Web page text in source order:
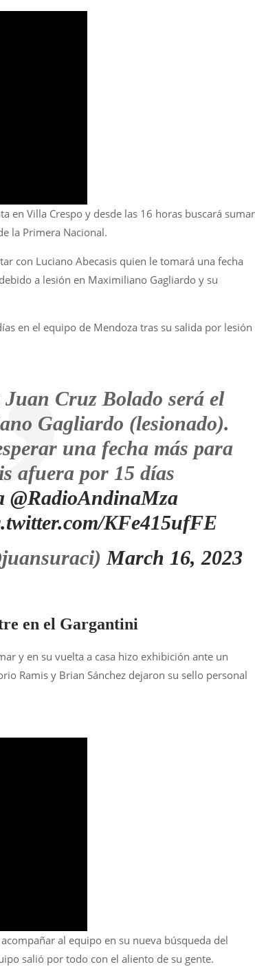
en Villa Crespo y desde las 16 horas buscará sumar
la Primera Nacional.
con Luciano Abecasis quien le tomará una fecha
a lesión en Maximiliano Gagliardo y su
en el equipo de Mendoza tras su salida por lesión
Juan Cruz Bolado será el
Gagliardo (lesionado).
una fecha más para
afuera por 15 días
@RadioAndinaMza
KFe415ufFE
March 16, 2023
en el Gargantini
y en su vuelta a casa hizo exhibición ante un
Ramis y Brian Sánchez dejaron su sello personal
al equipo en su nueva búsqueda del
salió por todo con el aliento de su gente.